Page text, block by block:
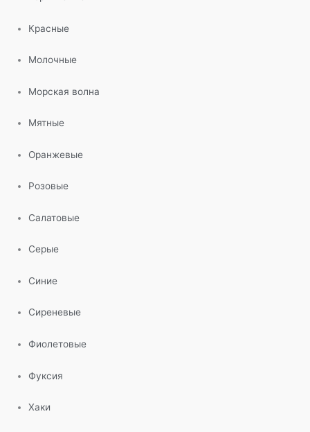
Красные
Молочные
Морская волна
Мятные
Оранжевые
Розовые
Салатовые
Серые
Синие
Сиреневые
Фиолетовые
Фуксия
Хаки